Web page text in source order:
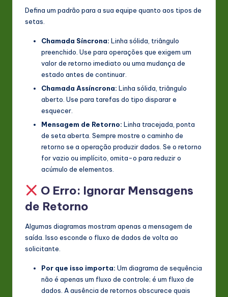
Defina um padrão para a sua equipe quanto aos tipos de
setas.
Chamada Síncrona: Linha sólida, triângulo
preenchido. Use para operações que exigem um
valor de retorno imediato ou uma mudança de
estado antes de continuar.
Chamada Assíncrona: Linha sólida, triângulo
aberto. Use para tarefas do tipo disparar e
esquecer.
Mensagem de Retorno: Linha tracejada, ponta
de seta aberta. Sempre mostre o caminho de
retorno se a operação produzir dados. Se o retorno
for vazio ou implícito, omita-o para reduzir o
acúmulo de elementos.
O Erro: Ignorar Mensagens
de Retorno
Algumas diagramas mostram apenas a mensagem de
saída. Isso esconde o fluxo de dados de volta ao
solicitante.
Por que isso importa: Um diagrama de sequência
não é apenas um fluxo de controle; é um fluxo de
dados. A ausência de retornos obscurece quais